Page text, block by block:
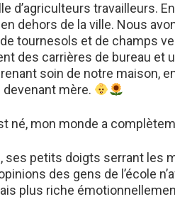
d’agriculteurs travailleurs.
dehors de la ville. Nous
tournesols et de champs
des carrières de bureau et
soin de notre maison,
mère.
né, mon monde a
ses petits doigts serrant les
des gens de l’école
plus riche